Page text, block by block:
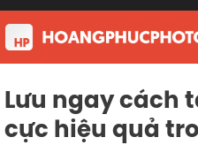
Skip
to
content
Lưu ngay cách
cực hiệu quả